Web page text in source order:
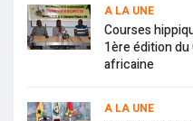
A LA UNE
Courses
1ère édition du
africaine
A LA UNE